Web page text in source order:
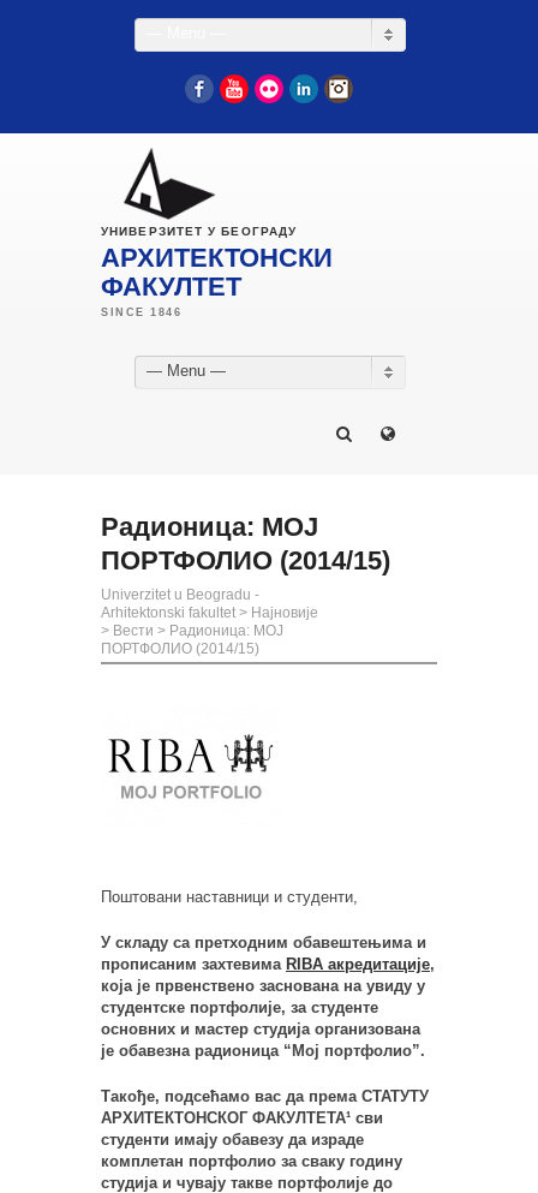
FacebookYouTube
Flickr LinkedIn
УНИВЕРЗИТЕТ У БЕОГРАДУ
АРХИТЕКТОНСКИ
ФАКУЛТЕТ
— Menu —
Радионица: МОЈ
ПОРТФОЛИО (2014/15)
Univerzitet u Beogradu -
Arhitektonski fakultet > Најновије
> Вести > Радионица: МОЈ
ПОРТФОЛИО (2014/15)
Поштовани наставници и студенти,
У складу са претходним обавештењима и
прописаним захтевима RIBA акредитације,
која је првенствено заснована на увиду у
студентске портфолије, за студенте
основних и мастер студија организована
је обавезна радионица “Мој портфолио”.
Такође, подсећамо вас да према СТАТУТУ
АРХИТЕКТОНСКОГ ФАКУЛТЕТА¹ сви
студенти имају обавезу да израде
комплетан портфолио за сваку годину
студија и чувају такве портфолије до